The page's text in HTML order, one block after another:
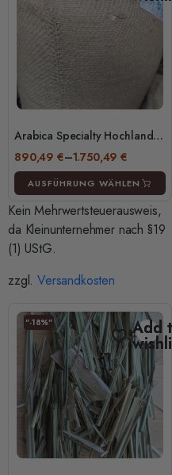
Arabica Specialty Hochland
Rohkaffee – Cameroon
Arabica Delicious – Green
Coffee Beans 50kg/100kg –
Terrific Coffee
890,49 €–1.750,49€
AUSFÜHRUNG WÄHLEN
Kein Mehrwertsteuerausweis,
da Kleinunternehmer nach §19
(1) UStG.
zzgl.Versandkosten
Add to
"-18%"